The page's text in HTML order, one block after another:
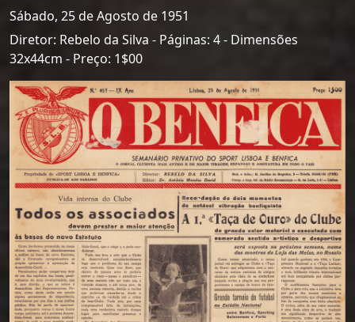
Sábado, 25 de Agosto de 1951
Diretor: Rebelo da Silva - Páginas: 4 - Dimensões
32x44cm - Preço: 1$00